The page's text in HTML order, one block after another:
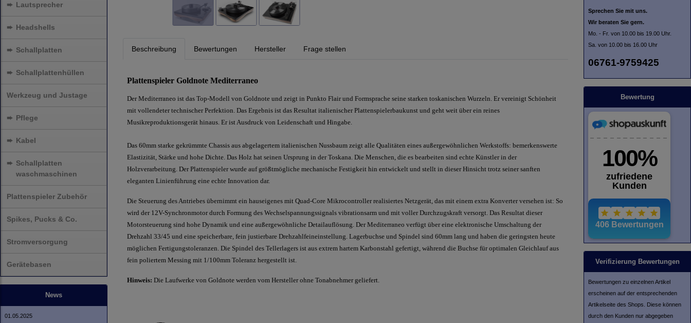
➨ Lautsprecher
➨ Headshells
➨ Schallplatten
➨ Schallplattenhüllen
Werkzeug und Justage
➨ Pflege
➨ Kabel
➨ Schallplatten
waschmaschinen
Plattenspieler Zubehör
Spikes, Pucks & Co.
Stromversorgung
Gerätebasen
News
01.05.2025
Beschreibung Bewertungen Hersteller Frage stellen
Plattenspieler Goldnote Mediterraneo
Der Mediterraneo ist das Top-Modell von Goldnote und zeigt in Punkto Flair und Formsprache seine starken toskanischen Wurzeln. Er vereinigt Schönheit
mit vollendeter technischer Perfektion. Das Ergebnis ist das Resultat italienischer Plattenspielerbaukunst und geht weit über ein reines
Musikreproduktionsgerät hinaus. Er ist Ausdruck von Leidenschaft und Hingabe.
Das 60mm starke gekrümmte Chassis aus abgelagertem italienischen Nussbaum zeigt alle Qualitäten eines außergewöhnlichen Werkstoffs: bemerkenswerte
Elastizität, Stärke und hohe Dichte. Das Holz hat seinen Ursprung in der Toskana. Die Menschen, die es bearbeiten sind echte Künstler in der
Holzverarbeitung. Der Plattenspieler wurde auf größtmögliche mechanische Festigkeit hin entwickelt und stellt in dieser Hinsicht trotz seiner sanften
eleganten Linienführung eine echte Innovation dar.
Die Steuerung des Antriebes übernimmt ein hauseigenes mit Quad-Core Mikrocontroller realisiertes Netzgerät, das mit einem extra Konverter versehen ist: So
wird der 12V-Synchronmotor durch Formung des Wechselspannungssignals vibrationsarm und mit voller Durchzugskraft versorgt. Das Resultat dieser
Motorsteuerung sind hohe Dynamik und eine außergewöhnliche Detailauflösung. Der Mediterraneo verfügt über eine elektronische Umschaltung der
Drehzahl 33/45 und eine speicherbare, fein justierbare Drehzahlfeineinstellung. Lagerbuchse und Spindel sind 60mm lang und haben die geringsten heute
möglichen Fertigungstoleranzen. Die Spindel des Tellerlagers ist aus extrem hartem Karbonstahl gefertigt, während die Buchse für optimalen Gleichlauf aus
fein poliertem Messing mit 1/100mm Toleranz hergestellt ist.
Hinweis: Die Laufwerke von Goldnote werden vom Hersteller ohne Tonabnehmer geliefert.
Sprechen Sie mit uns.
Wir beraten Sie gern.
Mo. - Fr. von 10.00 bis 19.00 Uhr.
Sa. von 10.00 bis 16.00 Uhr
06761-9759425
Bewertung
Verifizierung Bewertungen
Bewertungen zu einzelnen Artikel
erscheinen auf der entsprechenden
Artikelseite des Shops. Diese können
durch den Kunden nur abgegeben